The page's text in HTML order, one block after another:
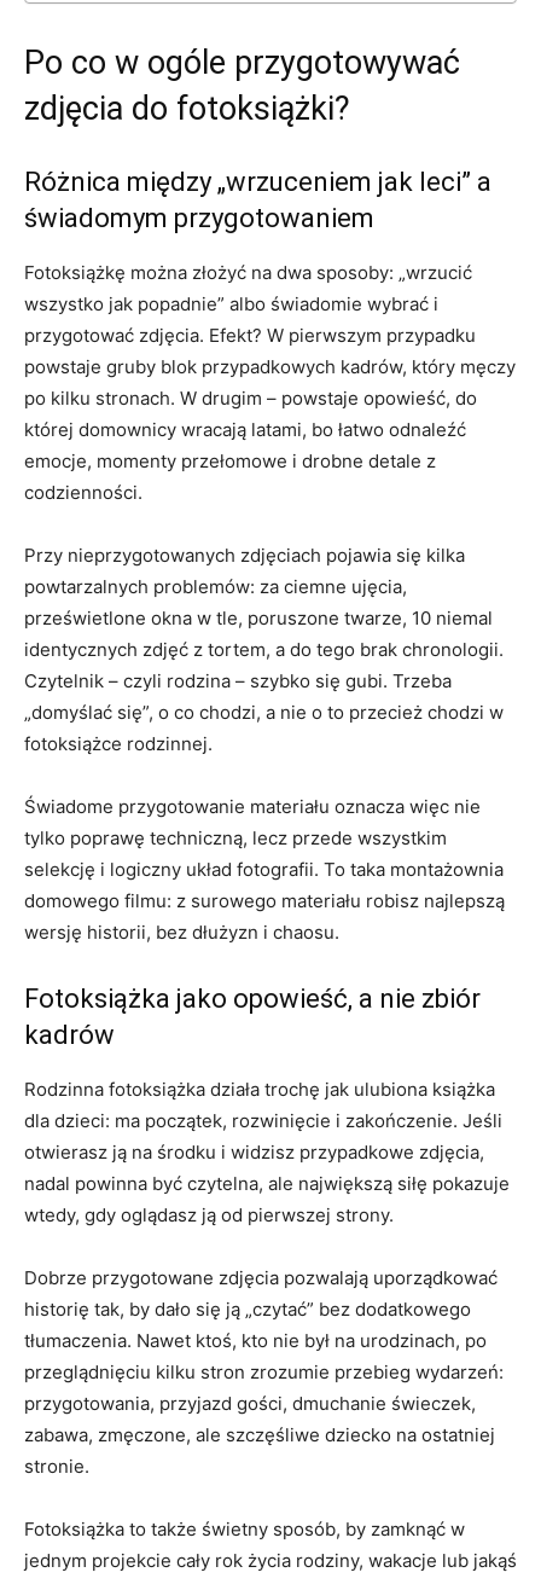
Po co w ogóle przygotowywać
zdjęcia do fotoksiążki?
Różnica między „wrzuceniem jak leci” a
świadomym przygotowaniem
Fotoksiążkę można złożyć na dwa sposoby: „wrzucić
wszystko jak popadnie” albo świadomie wybrać i
przygotować zdjęcia. Efekt? W pierwszym przypadku
powstaje gruby blok przypadkowych kadrów, który męczy
po kilku stronach. W drugim – powstaje opowieść, do
której domownicy wracają latami, bo łatwo odnaleźć
emocje, momenty przełomowe i drobne detale z
codzienności.
Przy nieprzygotowanych zdjęciach pojawia się kilka
powtarzalnych problemów: za ciemne ujęcia,
prześwietlone okna w tle, poruszone twarze, 10 niemal
identycznych zdjęć z tortem, a do tego brak chronologii.
Czytelnik – czyli rodzina – szybko się gubi. Trzeba
„domyślać się”, o co chodzi, a nie o to przecież chodzi w
fotoksiążce rodzinnej.
Świadome przygotowanie materiału oznacza więc nie
tylko poprawę techniczną, lecz przede wszystkim
selekcję i logiczny układ fotografii. To taka montażownia
domowego filmu: z surowego materiału robisz najlepszą
wersję historii, bez dłużyzn i chaosu.
Fotoksiążka jako opowieść, a nie zbiór
kadrów
Rodzinna fotoksiążka działa trochę jak ulubiona książka
dla dzieci: ma początek, rozwinięcie i zakończenie. Jeśli
otwierasz ją na środku i widzisz przypadkowe zdjęcia,
nadal powinna być czytelna, ale największą siłę pokazuje
wtedy, gdy oglądasz ją od pierwszej strony.
Dobrze przygotowane zdjęcia pozwalają uporządkować
historię tak, by dało się ją „czytać” bez dodatkowego
tłumaczenia. Nawet ktoś, kto nie był na urodzinach, po
przeglądnięciu kilku stron zrozumie przebieg wydarzeń:
przygotowania, przyjazd gości, dmuchanie świeczek,
zabawa, zmęczone, ale szczęśliwe dziecko na ostatniej
stronie.
Fotoksiążka to także świetny sposób, by zamknąć w
jednym projekcie cały rok życia rodziny, wakacje lub jakąś